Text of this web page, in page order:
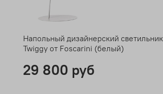
Напольный дизайнерский светильник
Twiggy от Foscarini (белый)
29 800 руб